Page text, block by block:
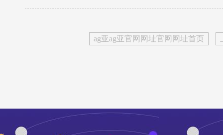
ag亚ag亚官网网址官网网址首页